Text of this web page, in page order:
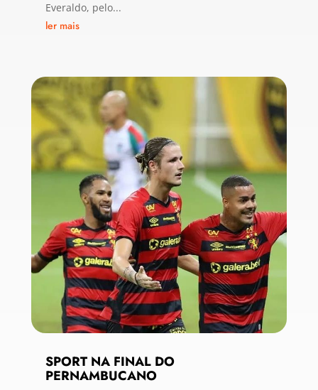
Everaldo, pelo...
ler mais
SPORT NA FINAL DO
PERNAMBUCANO